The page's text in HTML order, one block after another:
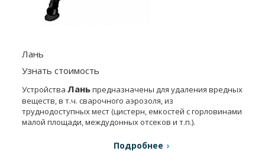
Лань
Узнать стоимость
УстройстваЛаньпредназначены для удаления вредных
веществ, в т.ч. сварочного аэрозоля, из
труднодоступных мест (цистерн, емкостей с горловинами
малой площади, междудонных отсеков и т.п.).
Подробнее